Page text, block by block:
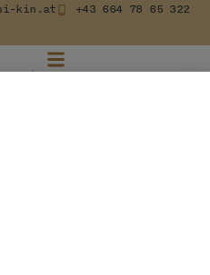
kin.at +43 664 78 65 322